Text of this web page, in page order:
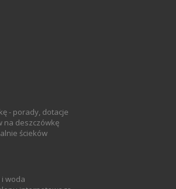
- porady, dotacje
na deszczówkę
ścieków
woda